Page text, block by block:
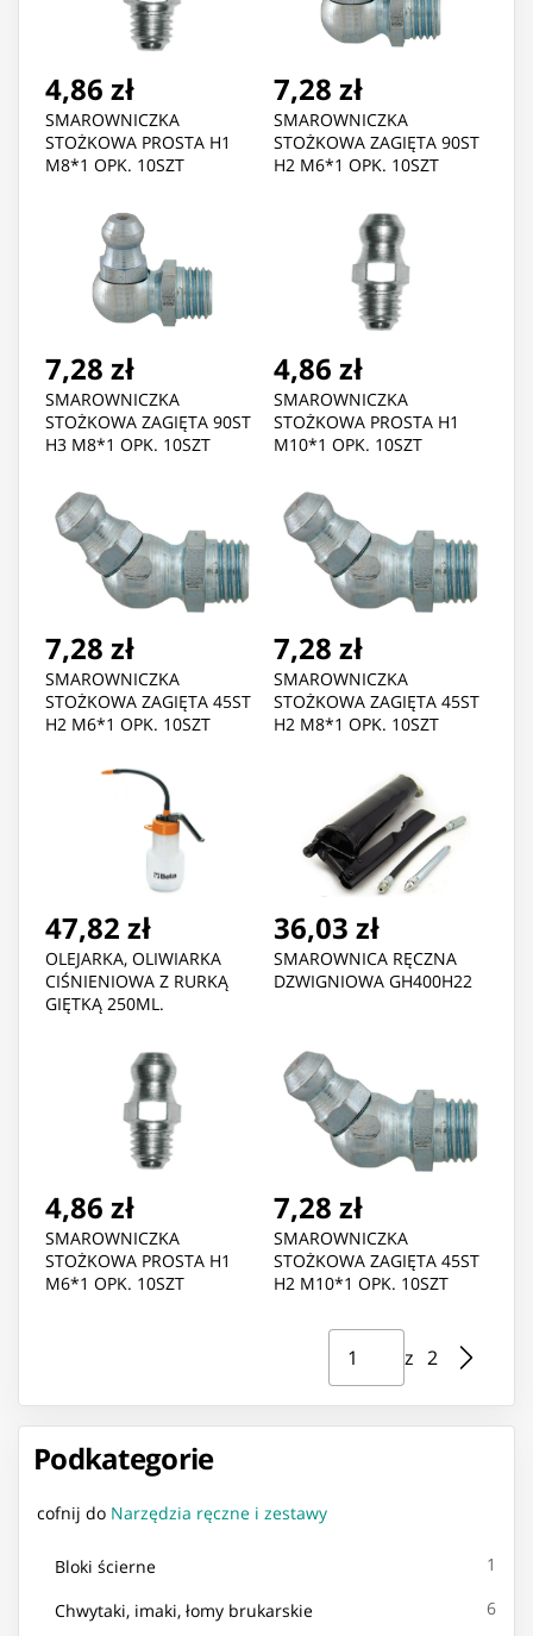
Podkategorie
cofnij do Narzędzia ręczne i zestawy
Bloki ścierne 1
Chwytaki, imaki, łomy brukarskie 6
4,86 zł
SMAROWNICZKA
STOŻKOWA PROSTA H1
M8*1 OPK. 10SZT
7,28 zł
SMAROWNICZKA
STOŻKOWA ZAGIĘTA 90ST
H2 M6*1 OPK. 10SZT
7,28 zł
SMAROWNICZKA
STOŻKOWA ZAGIĘTA 90ST
H3 M8*1 OPK. 10SZT
4,86 zł
SMAROWNICZKA
STOŻKOWA PROSTA H1
M10*1 OPK. 10SZT
7,28 zł
SMAROWNICZKA
STOŻKOWA ZAGIĘTA 45ST
H2 M6*1 OPK. 10SZT
7,28 zł
SMAROWNICZKA
STOŻKOWA ZAGIĘTA 45ST
H2 M8*1 OPK. 10SZT
47,82 zł
OLEJARKA, OLIWIARKA
CIŚNIENIOWA Z RURKĄ
GIĘTKĄ 250ML.
36,03 zł
SMAROWNICA RĘCZNA
DZWIGNIOWA GH400H22
4,86 zł
SMAROWNICZKA
STOŻKOWA PROSTA H1
M6*1 OPK. 10SZT
7,28 zł
SMAROWNICZKA
STOŻKOWA ZAGIĘTA 45ST
H2 M10*1 OPK. 10SZT
Strona ⁨1⁩ z ⁨2⁩
z ⁨2⁩
Przejdź do strony